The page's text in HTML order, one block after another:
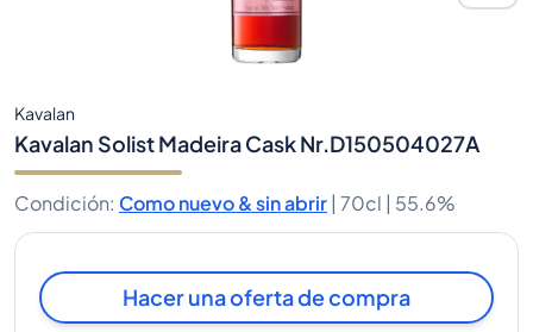
Kavalan
Kavalan Solist Madeira Cask Nr.D150504027A
Condición: Como nuevo & sin abrir | 70cl | 55.6%
Hacer una oferta de compra